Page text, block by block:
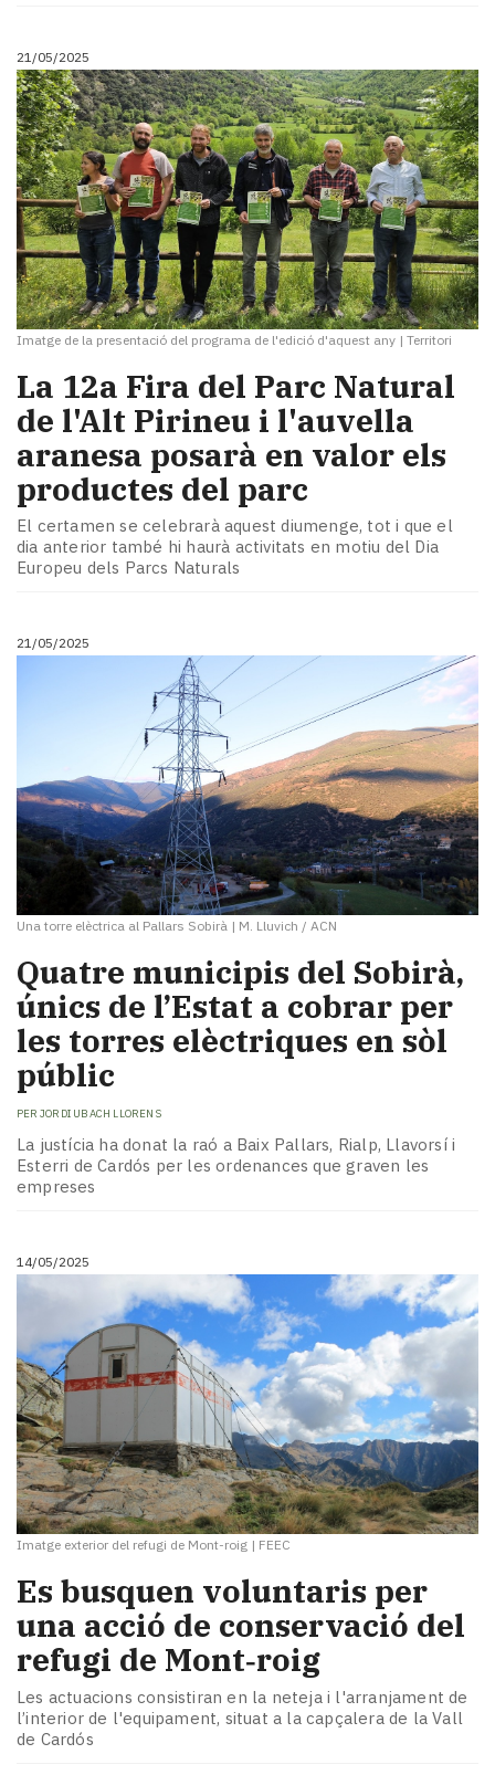
21/05/2025
Imatge de la presentació del programa de l'edició d'aquest any | Territori
La 12a Fira del Parc Natural
de l'Alt Pirineu i l'auvella
aranesa posarà en valor els
productes del parc
El certamen se celebrarà aquest diumenge, tot i que el
dia anterior també hi haurà activitats en motiu del Dia
Europeu dels Parcs Naturals
21/05/2025
Una torre elèctrica al Pallars Sobirà | M. Lluvich / ACN
Quatre municipis del Sobirà,
únics de l’Estat a cobrar per
les torres elèctriques en sòl
públic
PER JORDI UBACH LLORENS
La justícia ha donat la raó a Baix Pallars, Rialp, Llavorsí i
Esterri de Cardós per les ordenances que graven les
empreses
14/05/2025
Imatge exterior del refugi de Mont-roig | FEEC
Es busquen voluntaris per
una acció de conservació del
refugi de Mont‑roig
Les actuacions consistiran en la neteja i l'arranjament de
l’interior de l'equipament, situat a la capçalera de la Vall
de Cardós